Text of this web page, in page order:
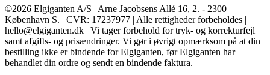
©2026 Elgiganten A/S | Arne Jacobsens Allé 16, 2. - 2300
København S. | CVR: 17237977 | Alle rettigheder forbeholdes |
hello@elgiganten.dk | Vi tager forbehold for tryk- og korrekturfejl
samt afgifts- og prisændringer. Vi gør i øvrigt opmærksom på at din
bestilling ikke er bindende for Elgiganten, før Elgiganten har
behandlet din ordre og sendt en bindende faktura.